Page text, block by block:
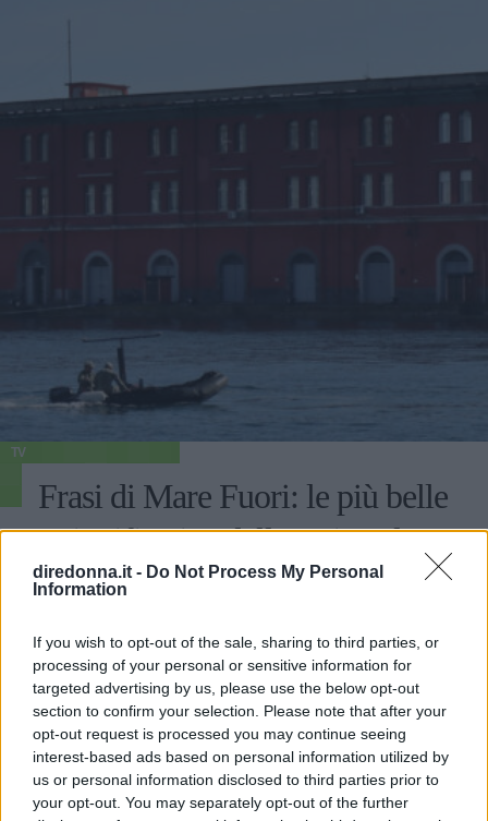
diredonna.it - Do Not Process My Personal
Information
If you wish to opt-out of the sale, sharing to third parties, or
processing of your personal or sensitive information for
targeted advertising by us, please use the below opt-out
section to confirm your selection. Please note that after your
opt-out request is processed you may continue seeing
interest-based ads based on personal information utilized by
us or personal information disclosed to third parties prior to
your opt-out. You may separately opt-out of the further
TV
Frasi di Mare Fuori: le più belle
e significative della serie cult
Dai Romeo e Giulietta di Napoli al riscatto in un Ipm
personaggi.
PERDITA DURANGO